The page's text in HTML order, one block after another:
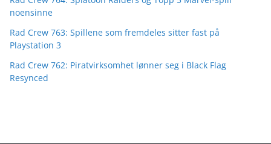
noensinne
Rad Crew 763: Spillene som fremdeles sitter fast på
Playstation 3
Rad Crew 762: Piratvirksomhet lønner seg i Black Flag
Resynced